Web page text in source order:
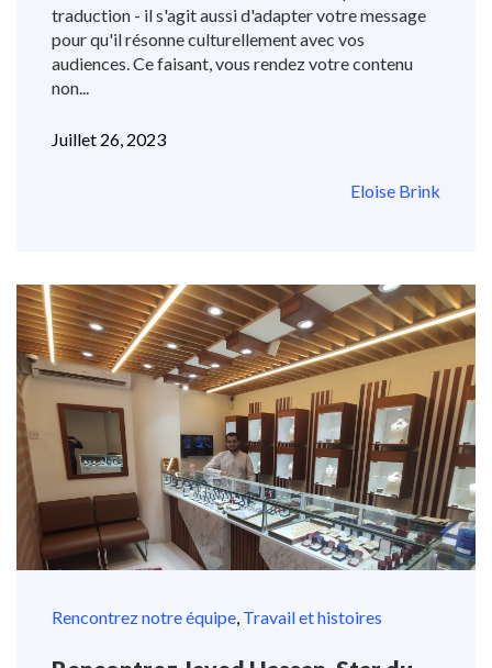
traduction - il s'agit aussi d'adapter votre message
pour qu'il résonne culturellement avec vos
audiences. Ce faisant, vous rendez votre contenu
non...
Juillet 26, 2023
Eloise Brink
Rencontrez notre équipe, Travail et histoires